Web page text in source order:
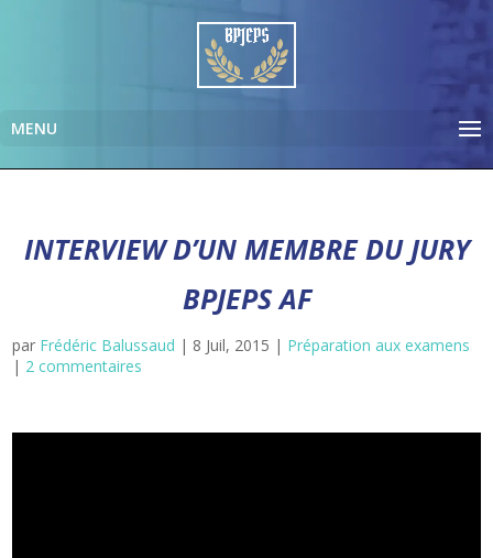
INTERVIEW D’UN MEMBRE DU JURY
BPJEPS AF
par Frédéric Balussaud | 8 Juil, 2015 | Préparation aux examens
| 2 commentaires